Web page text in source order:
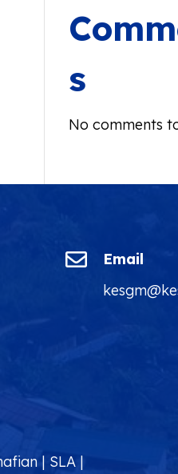
s
No comments

Email
| SLA|